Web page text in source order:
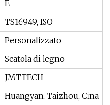
E
TS16949, ISO
Personalizzato
Scatola di legno
JMTTECH
Huangyan, Taizhou, Cina